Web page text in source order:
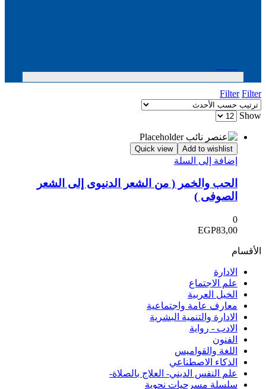
Filter Filter
Show
Add to wishlist
Quick view
إضافة إلى السلة
الحب والخمر ( من الشعر الدنيوى إلى الشعر
الصوفى )
0
EGP83,00
الأقسام
الادارة
علم الاجتماع
الخيل العربية
معارف عامة واجتماعية
الادارة والتنمية البشرية
الادب - رواية
الفنون
اللغة والقواميس
الذكاء الاصطناعي
علم النفس الديني- العلاج بالصلاة-
سلسلة مسرحيات نحوية